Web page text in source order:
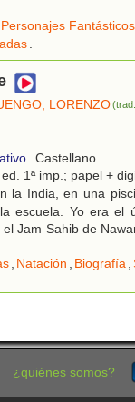
Personajes Fantásticos
.
LORENZO
. Castellano.
1ª imp.; papel +
la India, en una
escuela. Yo era el
Jam Sahib de
, Natación , Biografía,
¿quiénes somos?